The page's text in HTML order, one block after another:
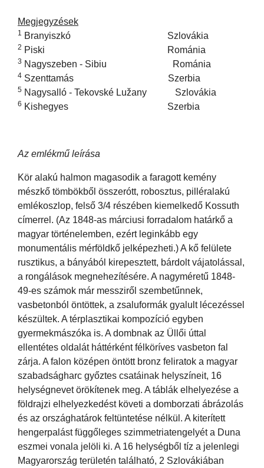
Megjegyzések
1 Branyiszkó Szlovákia
2 Piski Románia
3 Nagyszeben - Sibiu Románia
4 Szenttamás Szerbia
5 Nagysalló - Tekovské Lužany Szlovákia
6 Kishegyes Szerbia
Az emlékmű leírása
Kör alakú halmon magasodik a faragott kemény
mészkő tömbökből összerótt, robosztus, pilléralakú
emlékoszlop, felső 3/4 részében kiemelkedő Kossuth
címerrel. (Az 1848-as márciusi forradalom határkő a
magyar történelemben, ezért leginkább egy
monumentális mérföldkő jelképezheti.) A kő felülete
rusztikus, a bányából kirepesztett, bárdolt vájatolással,
a rongálások megnehezítésére. A nagyméretű 1848-
49-es számok már messziről szembetűnnek,
vasbetonból öntöttek, a zsaluformák gyalult lécezéssel
készültek. A térplasztikai kompozíció egyben
gyermekmászóka is. A dombnak az Üllői úttal
ellentétes oldalát háttérként félköríves vasbeton fal
zárja. A falon középen öntött bronz feliratok a magyar
szabadságharc győztes csatáinak helyszíneit, 16
helységnevet örökítenek meg. A táblák elhelyezése a
földrajzi elhelyezkedést követi a domborzati ábrázolás
és az országhatárok feltüntetése nélkül. A kiterített
hengerpalást függőleges szimmetriatengelyét a Duna
eszmei vonala jelöli ki. A 16 helységből tíz a jelenlegi
Magyarország területén található, 2 Szlovákiában